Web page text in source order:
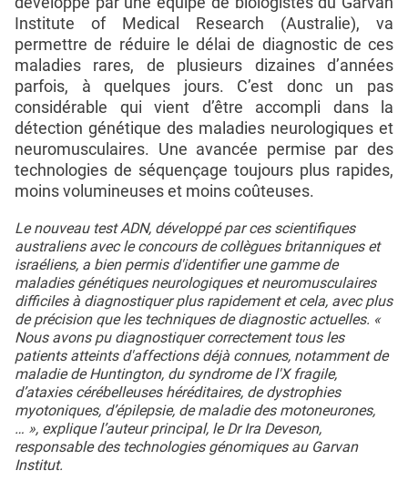
Institute of Medical Research (Australie), va
permettre de réduire le délai de diagnostic de ces
maladies rares, de plusieurs dizaines d’années
parfois, à quelques jours. C’est donc un pas
considérable qui vient d’être accompli dans la
détection génétique des maladies neurologiques et
neuromusculaires. Une avancée permise par des
technologies de séquençage toujours plus rapides,
moins volumineuses et moins coûteuses.
Le nouveau test ADN, développé par ces scientifiques
australiens avec le concours de collègues britanniques et
israéliens, a bien permis d'identifier une gamme de
maladies génétiques neurologiques et neuromusculaires
difficiles à diagnostiquer plus rapidement et cela, avec plus
de précision que les techniques de diagnostic actuelles. «
Nous avons pu diagnostiquer correctement tous les
patients atteints d'affections déjà connues, notamment de
maladie de Huntington, du syndrome de l'X fragile,
d’ataxies cérébelleuses héréditaires, de dystrophies
myotoniques, d’épilepsie, de maladie des motoneurones,
… », explique l’auteur principal, le Dr Ira Deveson,
responsable des technologies génomiques au Garvan
Institut.